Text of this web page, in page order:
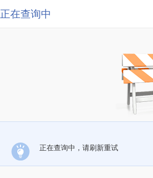
正在查询中
正在查询中，请刷新重试